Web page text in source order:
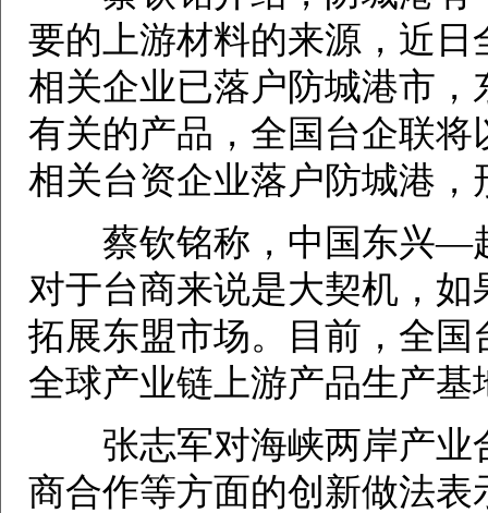
要的上游材料的来源，近
相关企业已落户防城港市
有关的产品，全国台企联将
相关台资企业落户防城港
蔡钦铭称，中国东兴—越
对于台商来说是大契机，
拓展东盟市场。目前，全
全球产业链上游产品生产基
张志军对海峡两岸产业
商合作等方面的创新做法